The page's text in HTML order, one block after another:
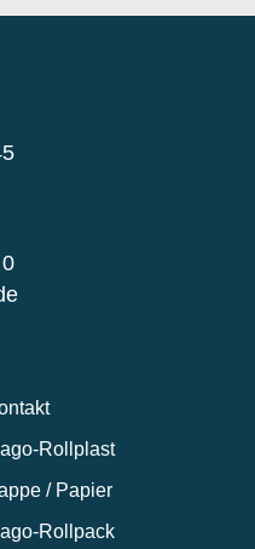
Rollplast
/ Papier
Rollpack